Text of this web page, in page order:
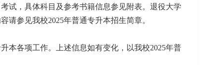
试，具体科目及参考书籍信息参见附表。退役大学
请参见我校2025年普通专升本招生简章。
本各项工作。上述信息如有变化，以我校2025年普